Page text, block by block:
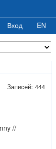
Вход EN
Записей: 444
//